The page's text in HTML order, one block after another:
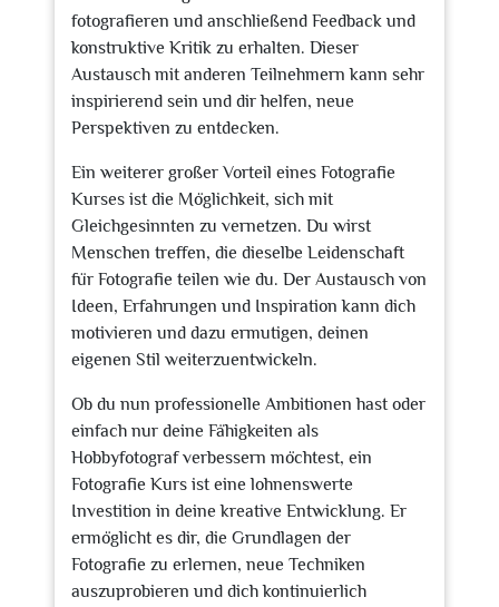
fotografieren und anschließend Feedback und
konstruktive Kritik zu erhalten. Dieser
Austausch mit anderen Teilnehmern kann sehr
inspirierend sein und dir helfen, neue
Perspektiven zu entdecken.
Ein weiterer großer Vorteil eines Fotografie
Kurses ist die Möglichkeit, sich mit
Gleichgesinnten zu vernetzen. Du wirst
Menschen treffen, die dieselbe Leidenschaft
für Fotografie teilen wie du. Der Austausch von
Ideen, Erfahrungen und Inspiration kann dich
motivieren und dazu ermutigen, deinen
eigenen Stil weiterzuentwickeln.
Ob du nun professionelle Ambitionen hast oder
einfach nur deine Fähigkeiten als
Hobbyfotograf verbessern möchtest, ein
Fotografie Kurs ist eine lohnenswerte
Investition in deine kreative Entwicklung. Er
ermöglicht es dir, die Grundlagen der
Fotografie zu erlernen, neue Techniken
auszuprobieren und dich kontinuierlich